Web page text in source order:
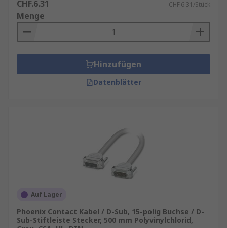
CHF.6.31 CHF.6.31/Stück
Menge
Hinzufügen
Datenblätter
Auf Lager
Phoenix Contact Kabel / D-Sub, 15-polig Buchse / D-
Sub-Stiftleiste Stecker, 500 mm Polyvinylchlorid,